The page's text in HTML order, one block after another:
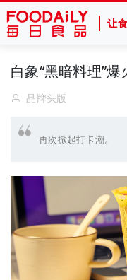
让
白象“黑暗料理”
品牌头版
再次掀起打卡潮。